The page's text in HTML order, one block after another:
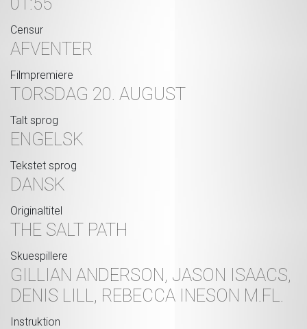
Censur
AFVENTER
Filmpremiere
TORSDAG 20. AUGUST
Talt sprog
ENGELSK
Tekstet sprog
DANSK
Originaltitel
THE SALT PATH
Skuespillere
GILLIAN ANDERSON, JASON ISAACS,
DENIS LILL, REBECCA INESON M.FL.
Instruktion